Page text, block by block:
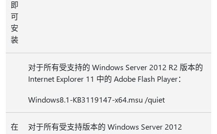
即
可
安
装
对于所有受支持的 Windows Server 2012 R2 版本的
Internet Explorer 11 中的 Adobe Flash Player：
Windows8.1-KB3119147-x64.msu /quiet
在
对于所有受支持版本的 Windows Server 2012